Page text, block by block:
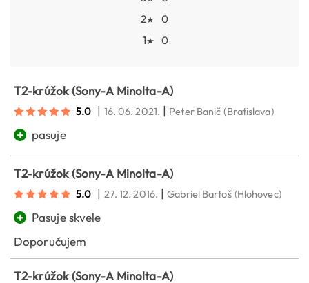
2★
0
1★ 0
T2-krúžok (Sony-A Minolta-A)
5.0 | 16. 06. 2021. | Peter Banič (Bratislava)
+ pasuje
T2-krúžok (Sony-A Minolta-A)
5.0 | 27. 12. 2016. |Gabriel Bartoš (Hlohovec)
+
Pasuje skvele
Doporučujem
T2-krúžok (Sony-A Minolta-A)